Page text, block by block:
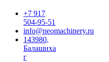
+7 917
504-95-51
info@neomachinery.ru
143980,
Балашиха
г